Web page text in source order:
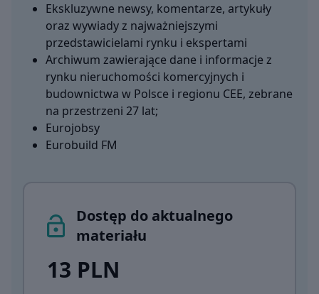
Dostęp do aktualnego
materiału
13 PLN
Ekskluzywne newsy, komentarze, artykuły
oraz wywiady z najważniejszymi
przedstawicielami rynku i ekspertami
Archiwum zawierające dane i informacje z
rynku nieruchomości komercyjnych i
budownictwa w Polsce i regionu CEE, zebrane
na przestrzeni 27 lat;
Eurojobsy
Eurobuild FM